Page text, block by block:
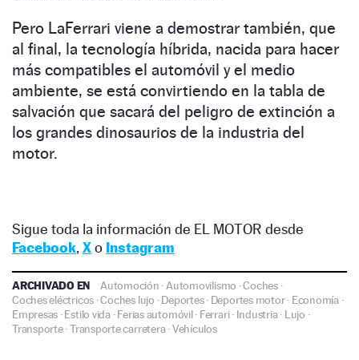
Pero LaFerrari viene a demostrar también, que
al final, la tecnología híbrida, nacida para hacer
más compatibles el automóvil y el medio
ambiente, se está convirtiendo en la tabla de
salvación que sacará del peligro de extinción a
los grandes dinosaurios de la industria del
motor.
Sigue toda la información de EL MOTOR desde
Facebook, Xo Instagram
ARCHIVADO EN Automoción · Automovilismo ·Coches·
Coches eléctricos ·Coches lujo ·Deportes· Deportes motor· Economía·
Empresas ·Estilo vida·Ferias automóvil· Ferrari· Industria· Lujo ·
Transporte·Transporte carretera·Vehículos